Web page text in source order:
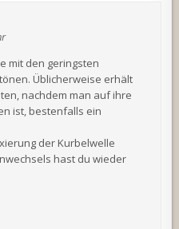
mit den geringsten
Üblicherweise erhält
nachdem man auf ihre
ist, bestenfalls ein
der Kurbelwelle
hast du wieder